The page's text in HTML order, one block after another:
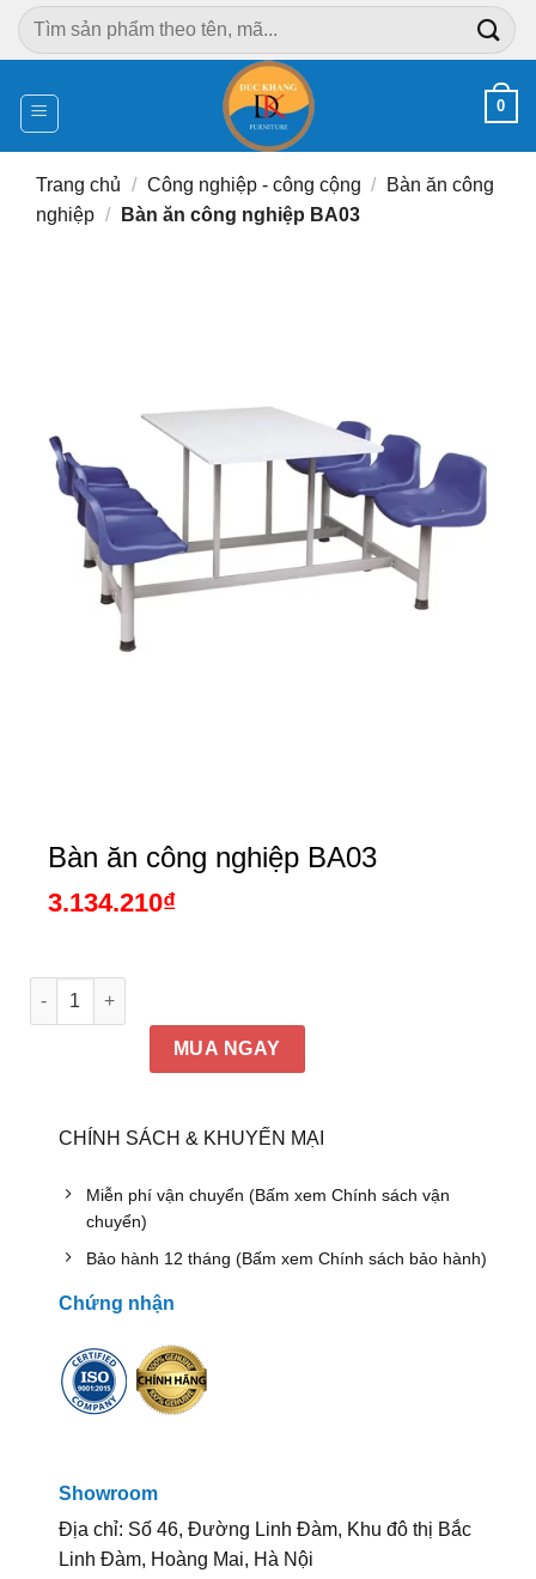
Chuyển
đến
dung
Tìm
kiếm:
0
Trang chủ / Công nghiệp - công cộng / Bàn ăn công
nghiệp / Bàn ăn công nghiệp BA03
Bàn ăn công nghiệp BA03
3.134.210₫
Bàn ăn công nghiệp BA03 số lượng
MUA NGAY
CHÍNH SÁCH & KHUYẾN MẠI
Miễn phí vận chuyển (Bấm xem Chính sách vận
chuyển)
Bảo hành 12 tháng (Bấm xem Chính sách bảo hành)
Chứng nhận
Showroom
Địa chỉ: Số 46, Đường Linh Đàm, Khu đô thị Bắc
Linh Đàm, Hoàng Mai, Hà Nội